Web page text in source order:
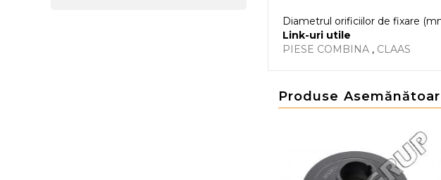
Diametrul orificiilor de fixare
Link-uri utile
PIESE COMBINA , CLAAS
Produse